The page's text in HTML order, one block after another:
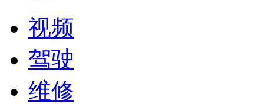
视频
驾驶
维修